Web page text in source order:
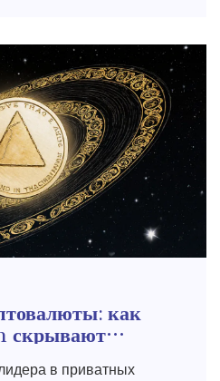
как
скрывают
в приватных